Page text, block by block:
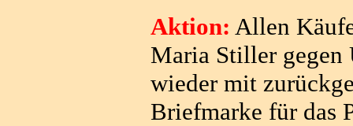
Aktion: Allen
Maria Stiller gegen
wieder mit
Briefmarke für das